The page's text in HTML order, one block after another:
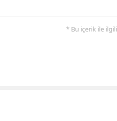
* Bu içerik ile